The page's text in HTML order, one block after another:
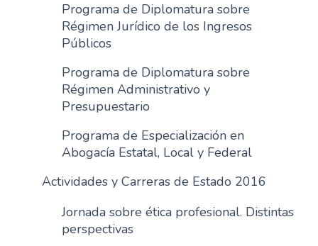
Programa de Diplomatura sobre
Régimen Jurídico de los Ingresos
Públicos
Programa de Diplomatura sobre
Régimen Administrativo y
Presupuestario
Programa de Especialización en
Abogacía Estatal, Local y Federal
Actividades y Carreras de Estado 2016
Jornada sobre ética profesional. Distintas
perspectivas